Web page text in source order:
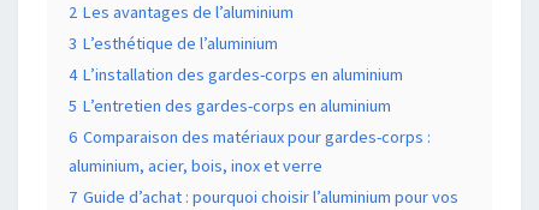
2 Les avantages de l’aluminium
3 L’esthétique de l’aluminium
4 L’installation des gardes-corps en aluminium
5 L’entretien des gardes-corps en aluminium
6 Comparaison des matériaux pour gardes-corps :
aluminium, acier, bois, inox et verre
7 Guide d’achat : pourquoi choisir l’aluminium pour vos